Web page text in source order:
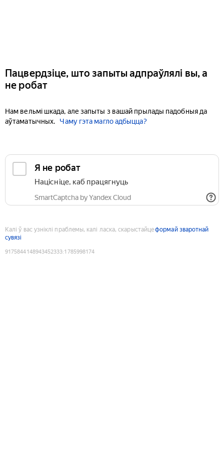
Пацвердзіце, што запыты адпраўлялі вы, а
не робат
Нам вельмі шкада, але запыты з вашай прылады падобныя да
аўтаматычных.
Чаму гэта магло адбыцца?
Я не робат
Націсніце, каб працягнуць
SmartCaptcha by Yandex Cloud
Калі ў вас узніклі праблемы, калі ласка, скарыстайцеформай зваротнай
сувязі
9175844148943452333:1785998174